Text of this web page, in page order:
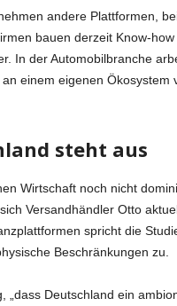
andere Plattformen,
bauen derzeit Know-
In der Automobilbranche
einem eigenen Ökosystem
steht aus
Wirtschaft noch nicht
Versandhändler Otto
spricht die
Beschränkungen zu.
„dass Deutschland ein